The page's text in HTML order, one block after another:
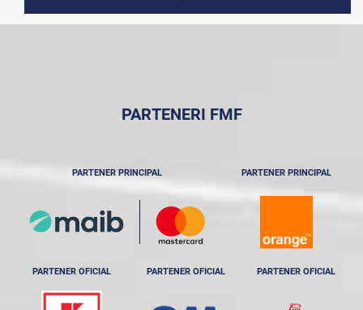
PARTENERI FMF
PARTENER PRINCIPAL PARTENER PRINCIPAL
PARTENER OFICIAL PARTENER OFICIAL PARTENER OFICIAL